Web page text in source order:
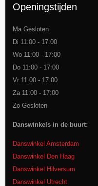
Openingstijden
Ma Gesloten
Di 11:00 - 17:00
Wo 11:00 - 17:00
Do 11:00 - 17:00
Vr 11:00 - 17:00
Za 11:00 - 17:00
Zo Gesloten
Danswinkels in de buurt:
Danswinkel Amsterdam
Danswinkel Den Haag
Danswinkel Hilversum
Danswinkel Utrecht